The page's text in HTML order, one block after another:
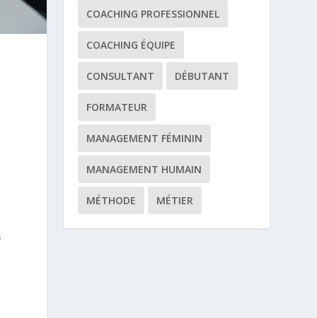
COACHING PROFESSIONNEL
COACHING ÉQUIPE
CONSULTANT DÉBUTANT
FORMATEUR
MANAGEMENT FÉMININ
MANAGEMENT HUMAIN
MÉTHODE MÉTIER